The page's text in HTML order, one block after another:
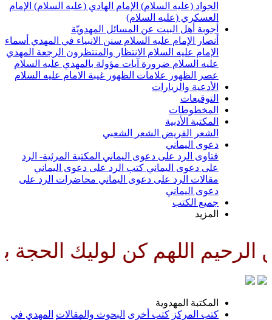
(عليه السلام) الإمام الهادي (عليه السلام) الإمام
(عليه السلام)
أهل البيت عن المسائل المهدويّة
الإمام عليه السلامسنن الانبياء في المهديأسماء
عليه السلامالانتظار والمنتظرونالرجعةالمهدي
السلام ضرورة آيات مؤولة بالمهدي عليه السلام
علامات الظهورغيبة الامام عليه السلام
والزيارات
الأدبية
الشعر الشعبي
اليماني
الرد على دعوى اليماني المكتبة المرئية- الرد
دعوى اليماني كتب الرد على دعوى اليماني
الرد على دعوى اليماني محاضرات الرد على
كن لوليك الحجة بن الحسن
المهدوية
كتب أخرى البحوث والمقالات المهدي في